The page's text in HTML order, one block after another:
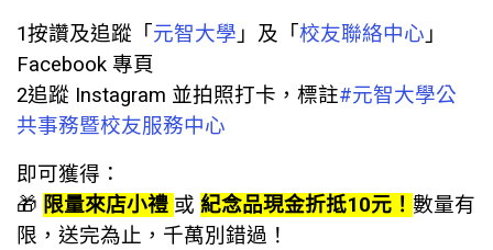
1️按讚及追蹤「 元智大學 」及「 校友聯絡中心 」
Facebook 專頁
2️追蹤 Instagram 並拍照打卡，標註#元智大學公
共事務暨校友服務中心
即可獲得：
🎁 限量來店小禮 或 紀念品現金折抵10元！ 數量有
限，送完為止，千萬別錯過！